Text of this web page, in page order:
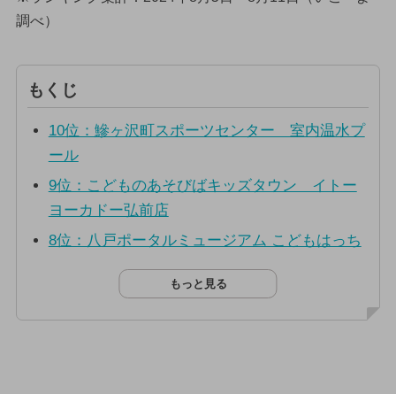
調べ）
もくじ
10位：鰺ヶ沢町スポーツセンター 室内温水プ
ール
9位：こどものあそびばキッズタウン イトー
ヨーカドー弘前店
8位：八戸ポータルミュージアム こどもはっち
もっと見る